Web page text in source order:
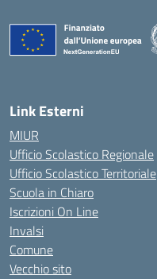
Link Esterni
MIUR
Ufficio Scolastico Regionale
Ufficio Scolastico Territoriale
Scuola in Chiaro
Iscrizioni On Line
Invalsi
Comune
Vecchio sito